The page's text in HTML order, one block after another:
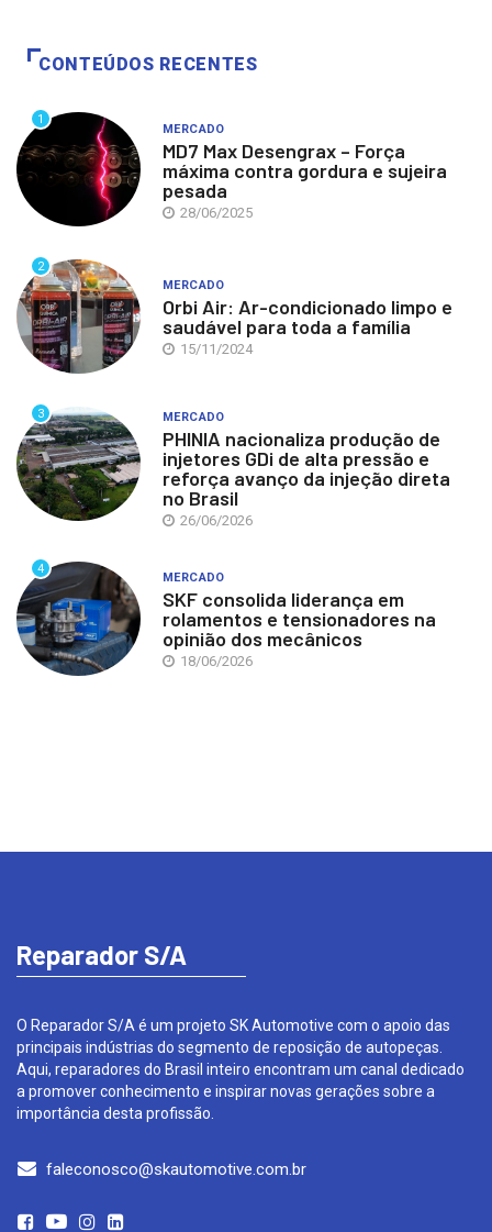
CONTEÚDOS RECENTES
1
MERCADO
MD7 Max Desengrax – Força
máxima contra gordura e sujeira
pesada
28/06/2025
2
MERCADO
Orbi Air: Ar-condicionado limpo e
saudável para toda a família
15/11/2024
3 MERCADO
PHINIA nacionaliza produção de
injetores GDi de alta pressão e
reforça avanço da injeção direta
no Brasil
26/06/2026
4
MERCADO
SKF consolida liderança em
rolamentos e tensionadores na
opinião dos mecânicos
18/06/2026
Reparador S/A
O Reparador S/A é um projeto SK Automotive com o apoio das
principais indústrias do segmento de reposição de autopeças.
Aqui, reparadores do Brasil inteiro encontram um canal dedicado
a promover conhecimento e inspirar novas gerações sobre a
importância desta profissão.
faleconosco@skautomotive.com.br